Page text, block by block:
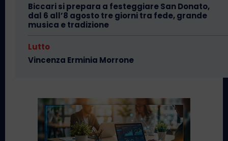
Biccari si prepara a festeggiare San Donato,
dal 6 all’8 agosto tre giorni tra fede, grande
musica e tradizione
Lutto
Vincenza Erminia Morrone